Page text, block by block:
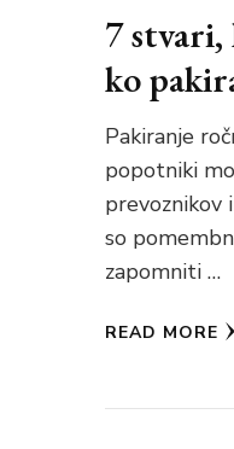
7
ko
Pakiranje
popotniki
prevoznikov
so
zapomniti …
READ MORE